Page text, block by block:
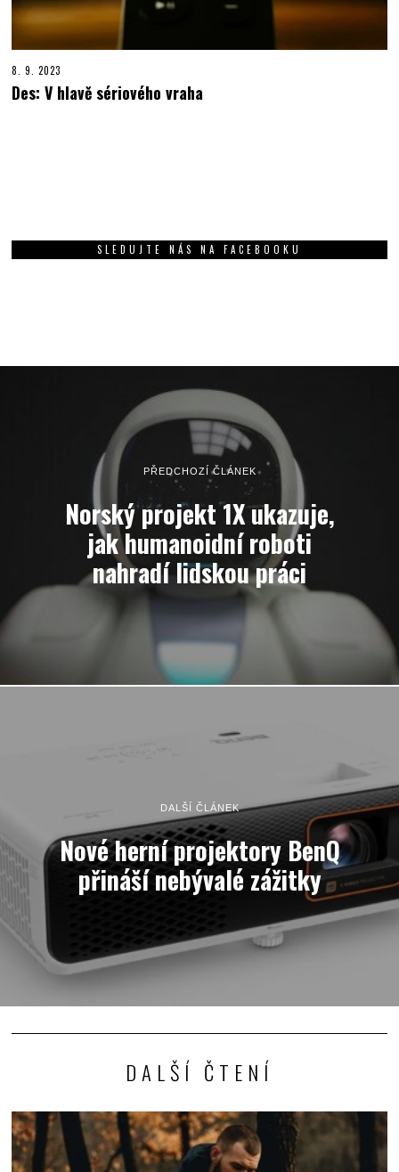
8. 9. 2023
Des: V hlavě sériového vraha
SLEDUJTE NÁS NA FACEBOOKU
PŘEDCHOZÍ ČLÁNEK
Norský projekt 1X ukazuje,
jak humanoidní roboti
nahradí lidskou práci
DALŠÍ ČLÁNEK
Nové herní projektory BenQ
přináší nebývalé zážitky
DALŠÍ ČTENÍ